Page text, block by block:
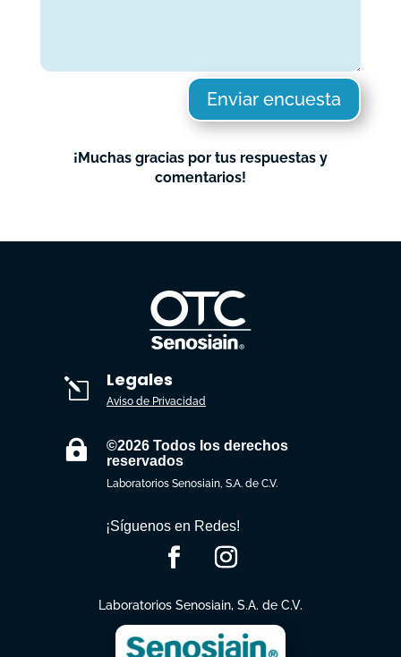
Enviar encuesta
¡Muchas gracias por tus respuestas y
comentarios!
l Legales
Aviso de Privacidad

©2026 Todos los derechos
reservados
Laboratorios Senosiain, S.A. de C.V.
¡Síguenos en Redes!
Laboratorios Senosiain, S.A. de C.V.